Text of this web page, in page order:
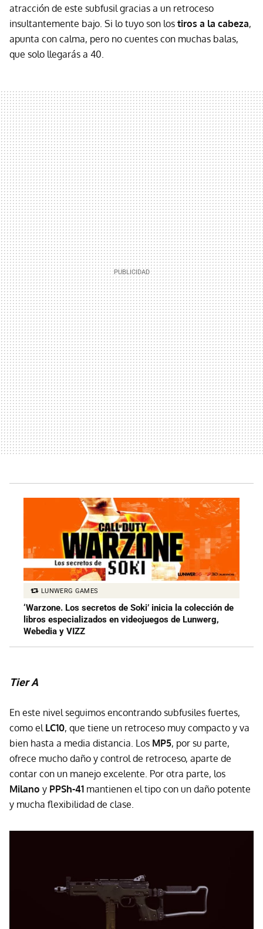
atracción de este subfusil gracias a un retroceso
insultantemente bajo. Si lo tuyo son los tiros a la cabeza,
apunta con calma, pero no cuentes con muchas balas,
que solo llegarás a 40.
LUNWERG GAMES
‘Warzone. Los secretos de Soki’ inicia la colección de
libros especializados en videojuegos de Lunwerg,
Webedia y VIZZ
Tier A
En este nivel seguimos encontrando subfusiles fuertes,
como el LC10, que tiene un retroceso muy compacto y va
bien hasta a media distancia. Los MP5, por su parte,
ofrece mucho daño y control de retroceso, aparte de
contar con un manejo excelente. Por otra parte, los
Milano y PPSh-41 mantienen el tipo con un daño potente
y mucha flexibilidad de clase.